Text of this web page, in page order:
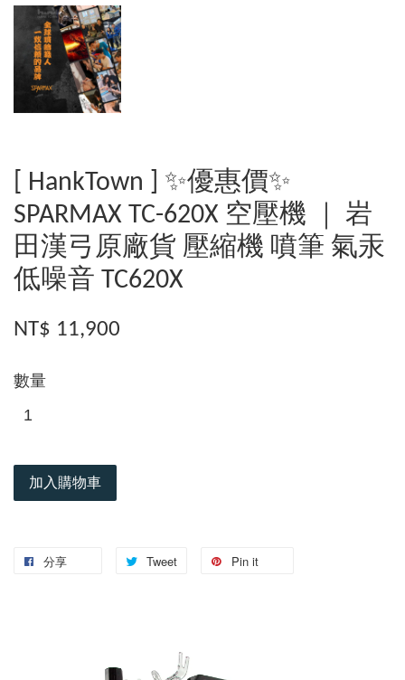
[ HankTown ] ✨優惠價✨
SPARMAX TC-620X 空壓機 ｜ 岩
田漢弓原廠貨 壓縮機 噴筆 氣汞
低噪音 TC620X
NT$ 11,900
數量
加入購物車
分享 Tweet Pin it